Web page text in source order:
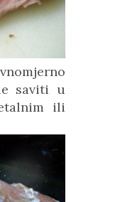
saviti u
ili